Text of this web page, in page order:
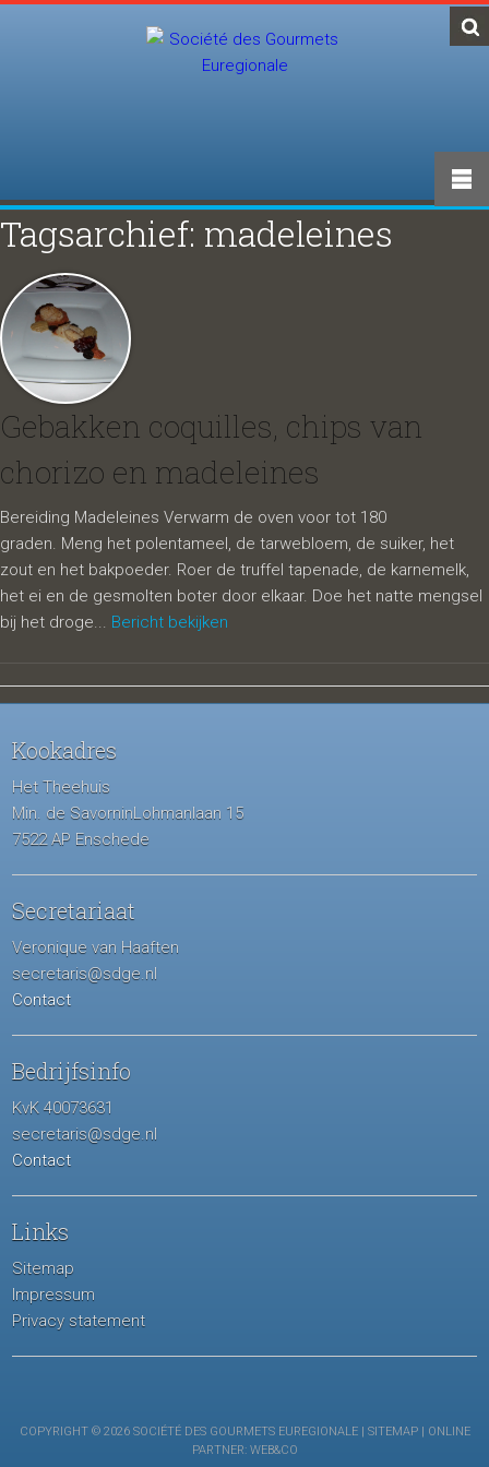
Tagsarchief: madeleines
Gebakken coquilles, chips van
chorizo en madeleines
Bereiding Madeleines Verwarm de oven voor tot 180
graden. Meng het polentameel, de tarwebloem, de suiker, het
zout en het bakpoeder. Roer de truffel tapenade, de karnemelk,
het ei en de gesmolten boter door elkaar. Doe het natte mengsel
bij het droge... Bericht bekijken
Kookadres
Het Theehuis
Min. de SavorninLohmanlaan 15
7522 AP Enschede
Secretariaat
Veronique van Haaften
secretaris@sdge.nl
Contact
Bedrijfsinfo
KvK 40073631
secretaris@sdge.nl
Contact
Links
Sitemap
Impressum
Privacy statement
COPYRIGHT © 2026 SOCIÉTÉ DES GOURMETS EUREGIONALE | SITEMAP| ONLINE
PARTNER: WEB&CO